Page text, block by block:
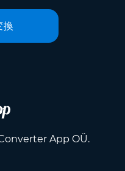
換
App OÜ.